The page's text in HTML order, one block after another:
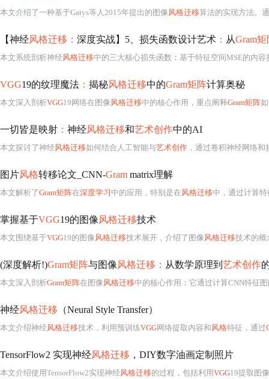
本文介绍了一种基于Gatys等人2015年提出的图像风格迁移算法的实现方法。通过计
【神经风格迁移： 深度实战】5、损失函数设计艺术 ： 从Gram矩
本文系统剖析神经风格迁移中的三大核心损失函数 ： 基于特征空间MSE的内容
VGG19的纹理魔法 ： 揭秘风格迁移中的Gram矩阵计算奥秘
本文深入剖析VGG19网络在图像风格迁移中的核心作用，重点阐释Gram矩阵
一切皆是映射 ： 神经风格迁移和艺术创作中的AI
本文探讨了神经风格迁移如何结合人工智能与艺术创作 ，通过卷积神经网络
图片风格转移论文_CNN-Gram matrix理解
本文解析了Gram矩阵在深度学习中的应用，特别是在风格迁移中，通过计算
掌握基于VGG19的图像风格迁移技术
本文围绕基于VGG19的图像风格迁移技术展开，介绍了图像风格迁移技术的概
(深度解析!)Gram矩阵与图像风格迁移： 从数学原理到 艺术创作
本文深入剖析Gram矩阵在图像风格迁移中的核心作用 ： 它通过计算CNN特征图间的
神经风格迁移 （Neural Style Transfer）
本文介绍神经风格迁移技术，利用预训练VGG网络提取内容和风格特征，通过
TensorFlow2 实现神经风格迁移 ，DIY数字油画定制照片
本文介绍使用TensorFlow2实现神经风格迁移的过程，包括利用VGG19提取图